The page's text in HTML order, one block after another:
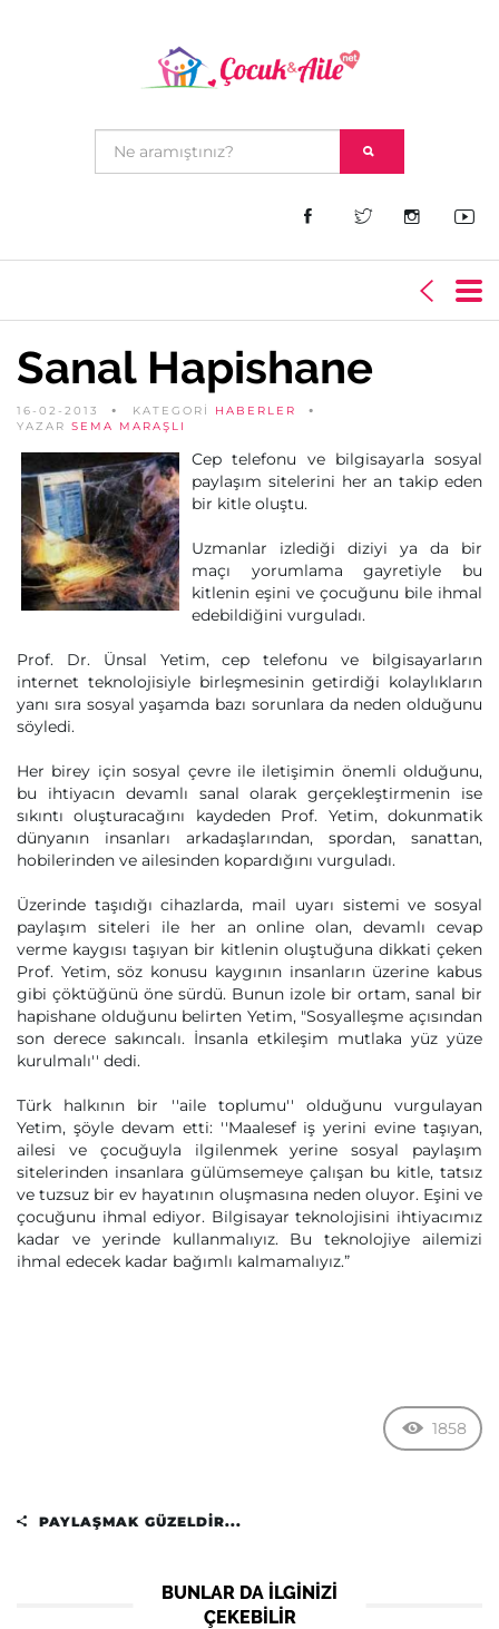
Sanal Hapishane
16-02-2013 KATEGORİ HABERLER
YAZAR SEMA MARAŞLI
Cep telefonu ve bilgisayarla sosyal
paylaşım sitelerini her an takip eden
bir kitle oluştu.
Uzmanlar izlediği diziyi ya da bir
maçı yorumlama gayretiyle bu
kitlenin eşini ve çocuğunu bile ihmal
edebildiğini vurguladı.
Prof. Dr. Ünsal Yetim, cep telefonu ve bilgisayarların
internet teknolojisiyle birleşmesinin getirdiği kolaylıkların
yanı sıra sosyal yaşamda bazı sorunlara da neden olduğunu
söyledi.
Her birey için sosyal çevre ile iletişimin önemli olduğunu,
bu ihtiyacın devamlı sanal olarak gerçekleştirmenin ise
sıkıntı oluşturacağını kaydeden Prof. Yetim, dokunmatik
dünyanın insanları arkadaşlarından, spordan, sanattan,
hobilerinden ve ailesinden kopardığını vurguladı.
Üzerinde taşıdığı cihazlarda, mail uyarı sistemi ve sosyal
paylaşım siteleri ile her an online olan, devamlı cevap
verme kaygısı taşıyan bir kitlenin oluştuğuna dikkati çeken
Prof. Yetim, söz konusu kaygının insanların üzerine kabus
gibi çöktüğünü öne sürdü. Bunun izole bir ortam, sanal bir
hapishane olduğunu belirten Yetim, "Sosyalleşme açısından
son derece sakıncalı. İnsanla etkileşim mutlaka yüz yüze
kurulmalı'' dedi.
Türk halkının bir ''aile toplumu'' olduğunu vurgulayan
Yetim, şöyle devam etti: ''Maalesef iş yerini evine taşıyan,
ailesi ve çocuğuyla ilgilenmek yerine sosyal paylaşım
sitelerinden insanlara gülümsemeye çalışan bu kitle, tatsız
ve tuzsuz bir ev hayatının oluşmasına neden oluyor. Eşini ve
çocuğunu ihmal ediyor. Bilgisayar teknolojisini ihtiyacımız
kadar ve yerinde kullanmalıyız. Bu teknolojiye ailemizi
ihmal edecek kadar bağımlı kalmamalıyız.”
1858
PAYLAŞMAK GÜZELDIR...
BUNLAR DA ILGINIZI
ÇEKEBILIR